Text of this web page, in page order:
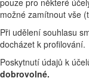
pouze pro některé
možné zamítnout vše
Při udělení souhlasu
docházet k profilování.
Poskytnutí údajů k
dobrovolné.